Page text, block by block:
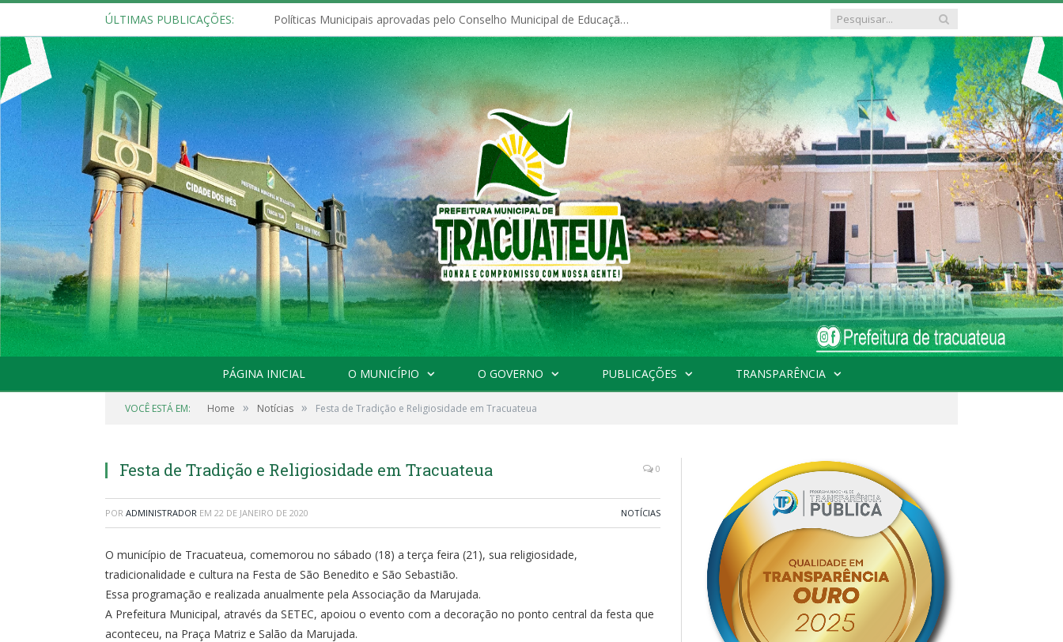
ÚLTIMAS PUBLICAÇÕES: Políticas Municipais aprovadas pelo Conselho Municipal de Educação (CME)
PÁGINA INICIAL O MUNICÍPIO O GOVERNO PUBLICAÇÕES TRANSPARÊNCIA
VOCÊ ESTÁ EM: Home » Notícias » Festa de Tradição e Religiosidade em Tracuateua
Festa de Tradição e Religiosidade em Tracuateua 0
POR ADMINISTRADOR EM 22 DE JANEIRO DE 2020 NOTÍCIAS
O município de Tracuateua, comemorou no sábado (18) a terça feira (21), sua religiosidade,
tradicionalidade e cultura na Festa de São Benedito e São Sebastião.
Essa programação e realizada anualmente pela Associação da Marujada.
A Prefeitura Municipal, através da SETEC, apoiou o evento com a decoração no ponto central da festa que
aconteceu, na Praça Matriz e Salão da Marujada.